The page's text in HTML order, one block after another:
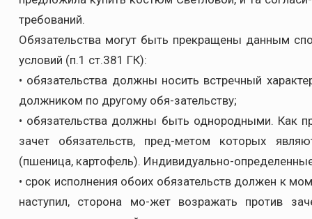
требований.
Обязательства могут быть прекращены данным
условий (п.1 ст.381 ГК):
• обязательства должны носить встречный
должником по другому обя-зательству;
• обязательства должны быть однородными. Как
зачет обязательств, пред-метом которых
(пшеница, картофель). Индивидуально-
• срок исполнения обоих обязательств должен к
наступил, сторона мо-жет возражать против